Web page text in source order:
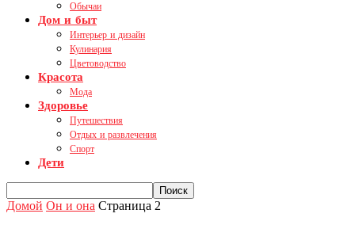
Обычаи
Дом и быт
Интерьер и дизайн
Кулинария
Цветоводство
Красота
Мода
Здоровье
Путешествия
Отдых и развлечения
Спорт
Дети
Домой Он и она Страница 2